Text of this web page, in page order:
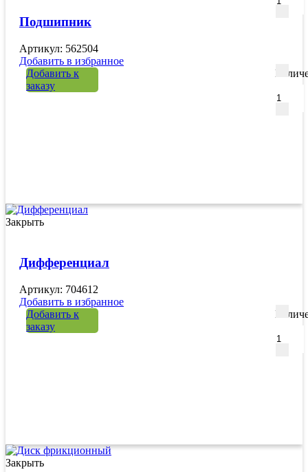
Подшипник
Артикул: 562504
Добавить в избранное
Добавить к
заказу
Закрыть
Дифференциал
Артикул: 704612
Добавить в избранное
Добавить к
заказу
Закрыть